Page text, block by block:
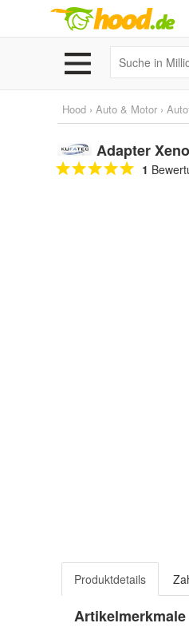
Hood › Auto & Motor ›
Adapter
1
Produktdetails
Artikelmerkmale